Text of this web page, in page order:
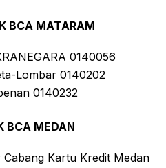
BCA MATARAM
0140056
Lombar 0140202
0140232
BCA MEDAN
Kartu Kredit Medan